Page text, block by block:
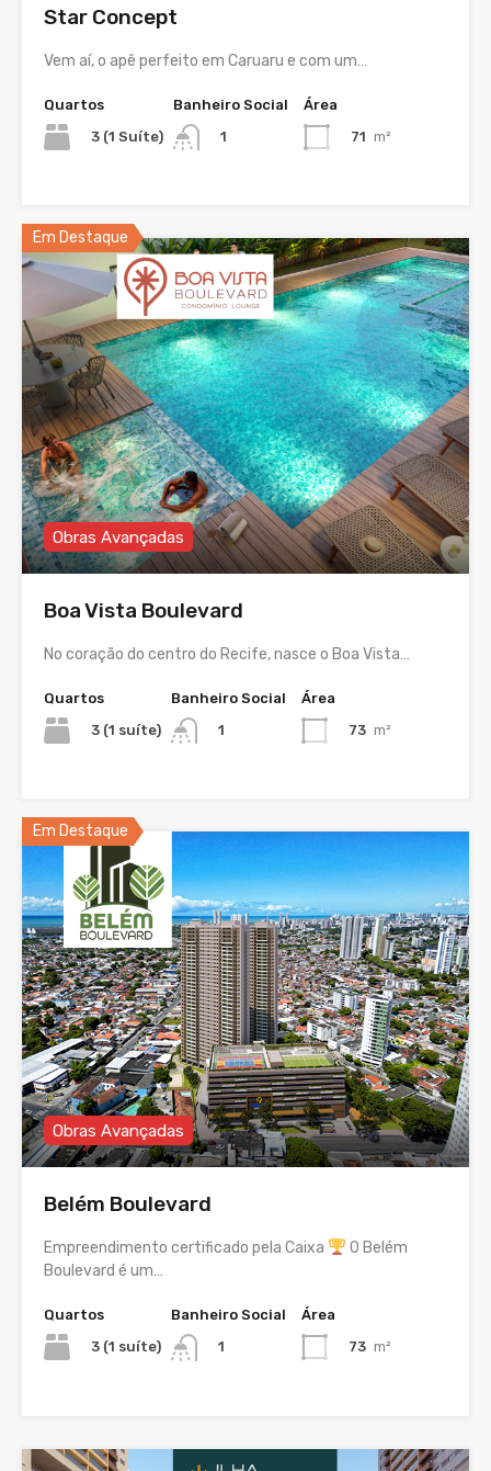
Star Concept
Vem aí, o apê perfeito em Caruaru e com um…
Quartos
3 (1 Suíte)
Banheiro Social
1
Área
71 m²
Em Destaque
Obras Avançadas
Boa Vista Boulevard
No coração do centro do Recife, nasce o Boa Vista…
Quartos
3 (1 suíte)
Banheiro Social
1
Área
73 m²
Em Destaque
Obras Avançadas
Belém Boulevard
Empreendimento certificado pela Caixa
O Belém
Boulevard é um…
Quartos
3 (1 suíte)
Banheiro Social
1
Área
73 m²